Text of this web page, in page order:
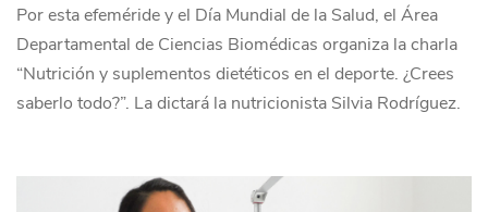
Por esta efeméride y el Día Mundial de la Salud, el Área
Departamental de Ciencias Biomédicas organiza la charla
“Nutrición y suplementos dietéticos en el deporte. ¿Crees
saberlo todo?”. La dictará la nutricionista Silvia Rodríguez.